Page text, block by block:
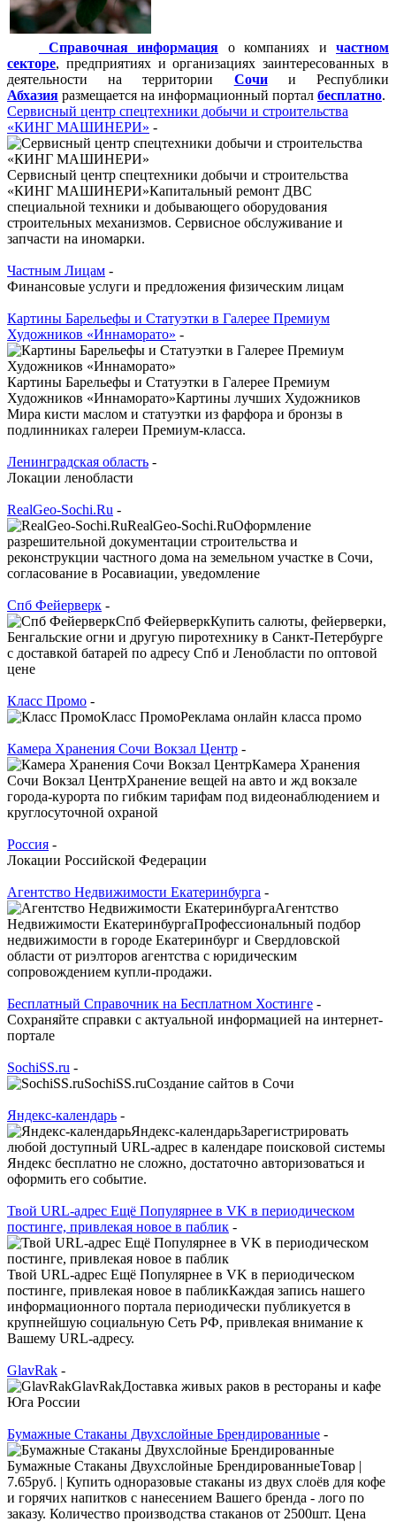
Справочная информация о компаниях и частном
секторе, предприятиях и организациях заинтересованных в
деятельности на территории Сочии Республики
Абхазия размещается на информационный портал бесплатно.
Сервисный центр спецтехники добычи и строительства
«КИНГ МАШИНЕРИ» -
Сервисный центр спецтехники добычи и строительства
«КИНГ МАШИНЕРИ»Капитальный ремонт ДВС
специальной техники и добывающего оборудования
строительных механизмов. Сервисное обслуживание и
запчасти на иномарки.
Частным Лицам -
Финансовые услуги и предложения физическим лицам
Картины Барельефы и Статуэтки в Галерее Премиум
Художников «Иннаморато» -
Картины Барельефы и Статуэтки в Галерее Премиум
Художников «Иннаморато»Картины лучших Художников
Мира кисти маслом и статуэтки из фарфора и бронзы в
подлинниках галереи Премиум-класса.
Ленинградская область -
Локации ленобласти
RealGeo-Sochi.Ru -
RealGeo-Sochi.RuОформление
разрешительной документации строительства и
реконструкции частного дома на земельном участке в Сочи,
согласование в Росавиации, уведомление
Спб Фейерверк -
Спб ФейерверкКупить салюты, фейерверки,
Бенгальские огни и другую пиротехнику в Санкт-Петербурге
с доставкой батарей по адресу Спб и Ленобласти по оптовой
цене
Класс Промо -
Класс ПромоРеклама онлайн класса промо
Камера Хранения Сочи Вокзал Центр -
Камера Хранения
Сочи Вокзал ЦентрХранение вещей на авто и жд вокзале
города-курорта по гибким тарифам под видеонаблюдением и
круглосуточной охраной
Россия -
Локации Российской Федерации
Агентство Недвижимости Екатеринбурга -
Агентство
Недвижимости ЕкатеринбургаПрофессиональный подбор
недвижимости в городе Екатеринбург и Свердловской
области от риэлторов агентства с юридическим
сопровождением купли-продажи.
Бесплатный Справочник на Бесплатном Хостинге -
Сохраняйте справки с актуальной информацией на интернет-
портале
SochiSS.ru -
SochiSS.ruСоздание сайтов в Сочи
Яндекс-календарь -
Яндекс-календарьЗарегистрировать
любой доступный URL-адрес в календаре поисковой системы
Яндекс бесплатно не сложно, достаточно авторизоваться и
оформить его событие.
Твой URL-адрес Ещё Популярнее в VK в периодическом
постинге, привлекая новое в паблик -
Твой URL-адрес Ещё Популярнее в VK в периодическом
постинге, привлекая новое в пабликКаждая запись нашего
информационного портала периодически публикуется в
крупнейшую социальную Сеть РФ, привлекая внимание к
Вашему URL-адресу.
GlavRak -
GlavRakДоставка живых раков в рестораны и кафе
Юга России
Бумажные Стаканы Двухслойные Брендированные -
Бумажные Стаканы Двухслойные БрендированныеТовар |
7.65руб. | Купить одноразовые стаканы из двух слоёв для кофе
и горячих напитков с нанесением Вашего бренда - лого по
заказу. Количество производства стаканов от 2500шт. Цена